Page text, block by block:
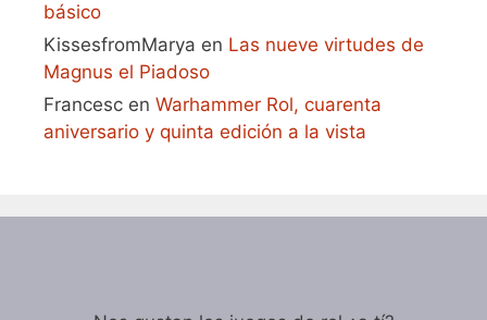
básico
KissesfromMarya en Las nueve virtudes de
Magnus el Piadoso
Francesc en Warhammer Rol, cuarenta
aniversario y quinta edición a la vista